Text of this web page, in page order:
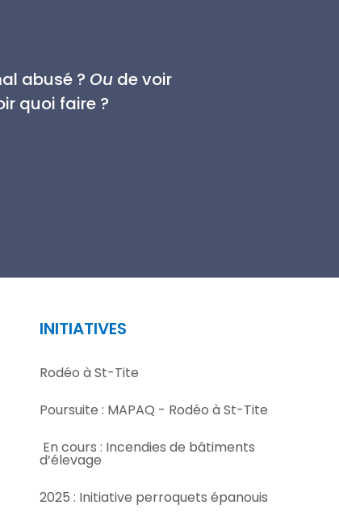
abusé ? Ou de voir
quoi faire ?
INITIATIVES
Rodéo à St-Tite
Poursuite : MAPAQ - Rodéo à St-Tite
En cours : Incendies de bâtiments
d’élevage
2025 : Initiative perroquets épanouis